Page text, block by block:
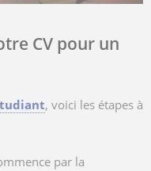
CV pour un
, voici les étapes à
par la